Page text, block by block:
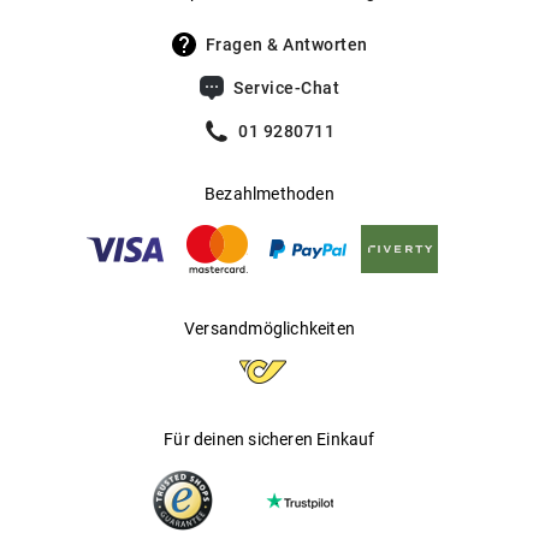
Praktisches It-Piece – für jedes Brillenmodell
Silikonschlaufen am Ende zum Befestigen an den
Fragen & Antworten
Service-Chat
01 9280711
Bezahlmethoden
Versandmöglichkeiten
Für deinen sicheren Einkauf